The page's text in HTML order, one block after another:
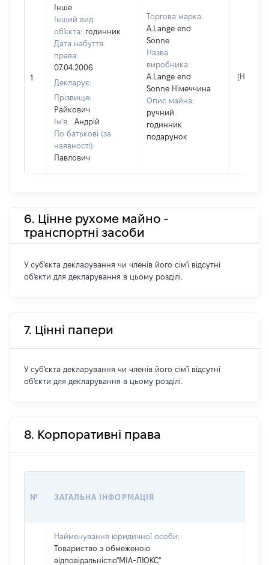
1
Інше
Інший вид
об'єкта: годинник
Дата набуття
права:
07.04.2006
Декларує:
Прізвище:
Райкович
Ім'я:
Андрій
По батькові (за
наявності):
Павлович
Торгова марка:
A.Lange end
Sonne
Назва
виробника:
A.Lange end
Sonne Німеччина
Опис майна:
ручний
годинник
подарунок
[Не
6. Цінне рухоме майно -
транспортні засоби
У суб'єкта декларування чи членів його сім'ї відсутні
об'єкти для декларування в цьому розділі.
7. Цінні папери
У суб'єкта декларування чи членів його сім'ї відсутні
об'єкти для декларування в цьому розділі.
8. Корпоративні права
№ ЗАГАЛЬНА ІНФОРМАЦІЯ
Найменування юридичної особи:
Товариство з обмеженою
відповідальністю"МІА-ЛЮКС"